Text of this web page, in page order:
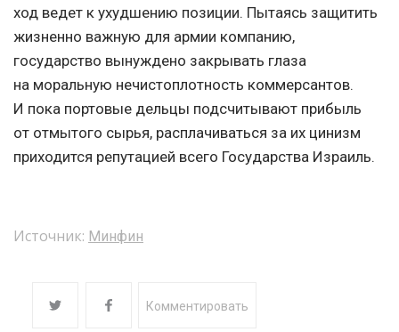
ход ведет к ухудшению позиции. Пытаясь защитить
жизненно важную для армии компанию,
государство вынуждено закрывать глаза
на моральную нечистоплотность коммерсантов.
И пока портовые дельцы подсчитывают прибыль
от отмытого сырья, расплачиваться за их цинизм
приходится репутацией всего Государства Израиль.
Источник: Минфин
Комментировать